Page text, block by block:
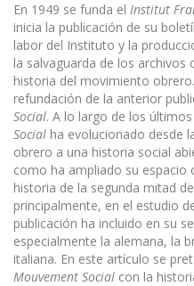
En 1949 se funda el Institut
inicia la publicación de su
labor del Instituto y la
la salvaguarda de los archivos
historia del movimiento
refundación de la anterior
Social. A lo largo de los
Social ha evolucionado desde
obrero a una historia social
como ha ampliado su espacio
historia de la segunda mitad
principalmente, en el estudio
publicación ha incluido en su
especialmente la alemana, la
italiana. En este artículo se
Mouvement Social con la